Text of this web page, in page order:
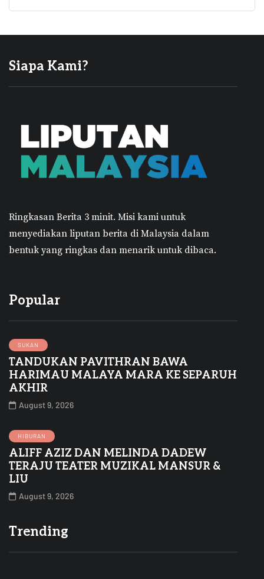
Siapa Kami?
Ringkasan Berita 3 minit. Misi kami untuk
menyediakan liputan berita di Malaysia dalam
bentuk yang ringkas dan menarik untuk dibaca.
Popular
SUKAN
TANDUKAN PAVITHRAN BAWA
HARIMAU MALAYA MARA KE SEPARUH
AKHIR
August 9, 2026
HIBURAN
ALIFF AZIZ DAN MELINDA DADEW
TERAJU TEATER MUZIKAL MANSUR &
LIU
August 9, 2026
Trending